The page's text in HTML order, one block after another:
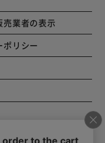
業者の表示
リシー